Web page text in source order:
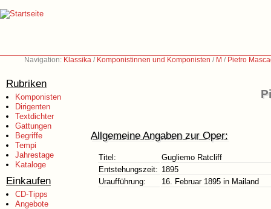
Navigation: Klassika / Komponistinnen und Komponisten / M / Pietro
Rubriken
Komponisten
Dirigenten
Textdichter
Gattungen
Begriffe
Tempi
Jahrestage
Kataloge
Einkaufen
CD-Tipps
Angebote
Allgemeine Angaben zur Oper:
Titel:
Gugliemo Ratcliff
Entstehungszeit: 1895
Uraufführung:
16. Februar 1895 in Mailand